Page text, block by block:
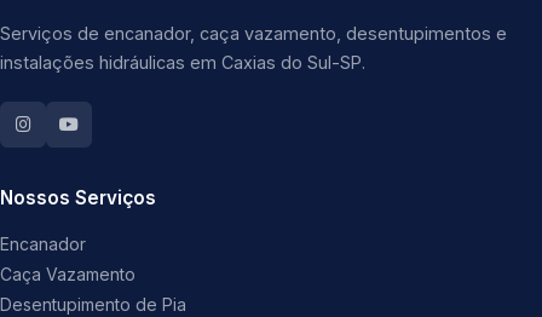
Serviços de encanador, caça vazamento, desentupimentos e
instalações hidráulicas em Caxias do Sul-SP.
Nossos Serviços
Encanador
Caça Vazamento
Desentupimento de Pia